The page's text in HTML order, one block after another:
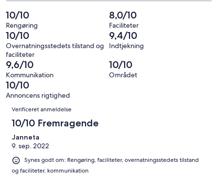
alt
4
anmeldelser
i
alt
4
anmeldelser
0
af
i
alt
4
anmeldelser
Dårligt.
0
af
i
alt
4
anmeldelser
2
−
Forfærdeligt.
0
af
i
alt
4
anmeldelser
10/10
Rengøring
8,0/10
Faciliteter
10/10
Overnatningsstedets tilstand og
faciliteter
9,4/10
Indtjekning
9,6/10
Kommunikation
10/10
Området
10/10
Annoncens rigtighed
Anmeldelser
Verificeret anmeldelse
10/10 Fremragende
Janneta
9. sep. 2022
Synes godt om: Rengøring, faciliteter, overnatningsstedets tilstand
og faciliteter, kommunikation